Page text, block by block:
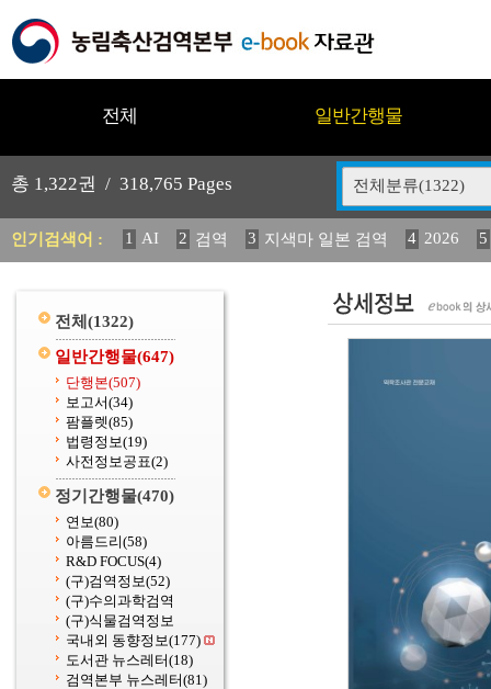
전체 일반간행물
총 1,322권 / 318,765 Pages 전체분류(1322)
인기검색어 : 1 AI 2 검역 3 지색마 일본 검역 4 2026
5
11 2025 12 중독성 식물 도감 13 媛 異 14
전체 (1322)
일반간행물(647)
단행본(507)
보고서(34)
팜플렛(85)
법령정보(19)
사전정보공표(2)
정기간행물(470)
연보(80)
아름드리(58)
R&D FOCUS(4)
(구)검역정보(52)
(구)수의과학검역
(구)식물검역정보
국내외 동향정보(177)
도서관 뉴스레터(18)
검역본부 뉴스레터(81)